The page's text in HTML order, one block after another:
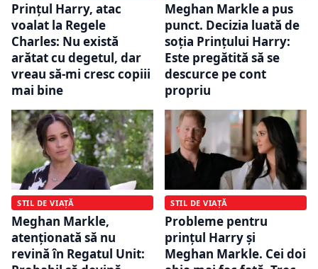
Prințul Harry, atac
voalat la Regele
Charles: Nu există
arătat cu degetul, dar
vreau să-mi cresc copiii
mai bine
Meghan Markle a pus
punct. Decizia luată de
soția Prinţului Harry:
Este pregătită să se
descurce pe cont
propriu
STIL DE VIAȚĂ
Meghan Markle,
atenționată să nu
revină în Regatul Unit:
STIL DE VIAȚĂ
Probleme pentru
prințul Harry și
Meghan Markle. Cei doi